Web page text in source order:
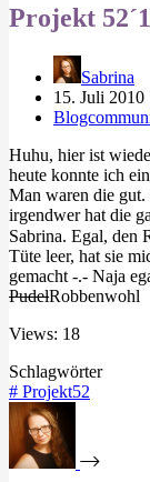
Projekt
Sabrina
15. Juli 2010
Huhu, hier ist
heute konnte ich
Man waren die
irgendwer hat die
Sabrina. Egal, den
Tüte leer, hat sie
gemacht -.- Naja
PudelRobbenwohl
Views: 18
Schlagwörter
# Projekt52